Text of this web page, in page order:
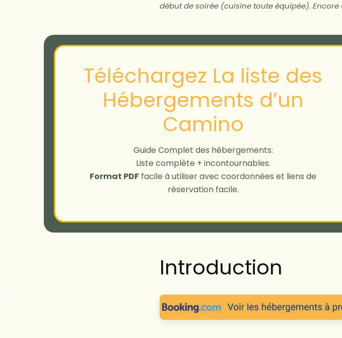
début de soirée (cuisine toute équipée).
Téléchargez La liste des
Hébergements d’un
Camino
Guide Complet des hébergements:
Liste complète + incontournables.
Format PDF facile à utiliser avec coordonnées et liens de
réservation facile.
Introduction